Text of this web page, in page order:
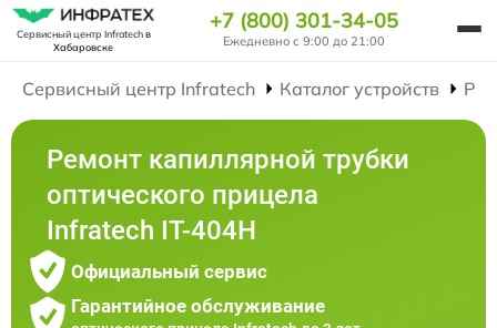
Сервисный центр Infratechв
Хабаровске
+7 (800) 301-34-05
Ежедневно с 9:00 до 21:00
Сервисный центр Infratech Каталог устройств
Ремонт капиллярной трубки
оптического прицела
Infratech IT-404H
Официальный сервис
Гарантийное обслуживание